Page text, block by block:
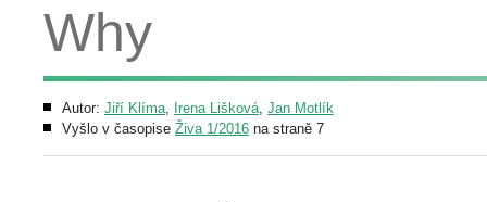
Why
Autor: Jiří Klíma, Irena Lišková, Jan Motlík
Vyšlo v časopise Živa 1/2016 na straně 7